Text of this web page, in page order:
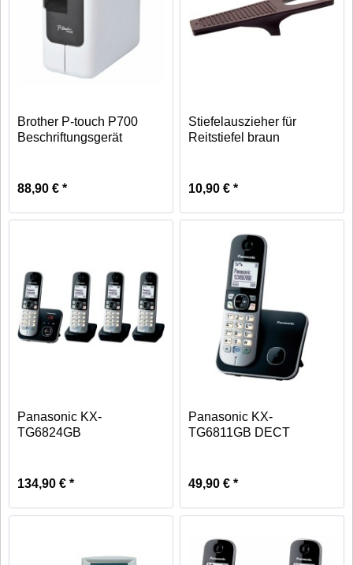
Brother P-touch P700
Beschriftungsgerät
88,90 € *
Stiefelauszieher für
Reitstiefel braun
10,90 € *
Panasonic KX-
TG6824GB
134,90 € *
Panasonic KX-
TG6811GB DECT
49,90 € *